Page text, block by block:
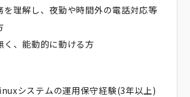
を理解し、夜勤や時間外の電話対応等
く、能動的に動ける方
システムの運用保守経験(3年以上)